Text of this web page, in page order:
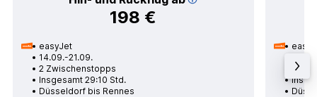
198 €
easyJet
14.09.-21.09.
2 Zwischenstopps
Insgesamt 29:10 Std.
Düsseldorf bis Rennes
1